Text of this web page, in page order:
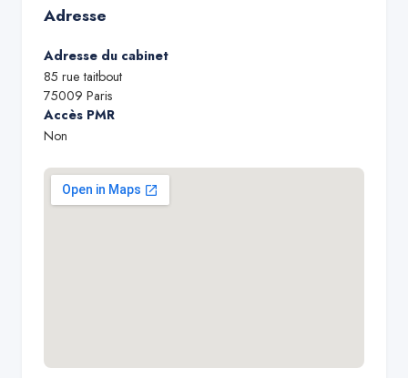
Adresse
Adresse du cabinet
85 rue taitbout
75009 Paris
Accès PMR
Non